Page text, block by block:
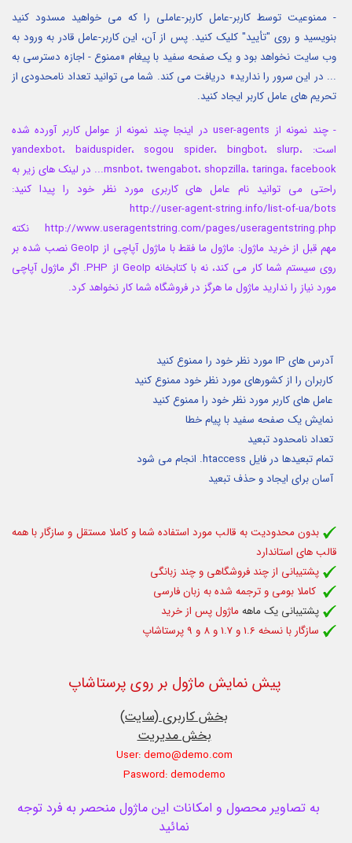
- ممنوعیت توسط کاربر-عامل کاربر-عاملی را که می خواهید مسدود کنید
بنویسید و روی "تأیید" کلیک کنید. پس از آن، این کاربر-عامل قادر به ورود به
وب سایت نخواهد بود و یک صفحه سفید با پیغام «ممنوع - اجازه دسترسی به
... در این سرور را ندارید» دریافت می کند. شما می توانید تعداد نامحدودی از
تحریم های عامل کاربر ایجاد کنید.
- چند نمونه از user-agents
در اینجا چند نمونه از عوامل کاربر آورده شده
است: yandexbot، baiduspider، sogou spider، bingbot، slurp،
msnbot، twengabot، shopzilla، taringa، facebook...
در لینک های زیر به
راحتی می توانید نام عامل های کاربری مورد نظر خود را پیدا کنید:
http://user-agent-string.info/list-of-ua/bots
http://www.useragentstring.com/pages/useragentstring.php
نکته
مهم قبل از خرید ماژول: ماژول ما فقط با ماژول آپاچی از GeoIp نصب شده بر
روی سیستم شما کار می کند، نه با کتابخانه GeoIp از PHP.
اگر ماژول آپاچی
مورد نیاز را ندارید ماژول ما هرگز در فروشگاه شما کار نخواهد کرد.
آدرس های IP مورد نظر خود را ممنوع کنید
کاربران را از کشورهای مورد نظر خود ممنوع کنید
عامل های کاربر مورد نظر خود را ممنوع کنید
نمایش یک صفحه سفید با پیام خطا
تعداد نامحدود تبعید
تمام تبعیدها در فایل htaccess. انجام می شود
آسان برای ایجاد و حذف تبعید
بدون محدودیت به قالب مورد استفاده شما و کاملا مستقل و سازگار با همه
قالب های استاندارد
پشتیبانی از چند فروشگاهی و چند زبانگی
کاملا بومی و ترجمه شده به زبان فارسی
پشتیبانی یک ماههماژول پس از خرید
سازگار با نسخه 1.6 و 1.7 و 8 و 9 پرستاشاپ
پیش نمایش ماژول بر روی پرستاشاپ
بخش کاربری (سایت)
بخش مدیریت
User: demo@demo.com
Pasword: demodemo
به تصاویر محصول و امکانات این ماژول منحصر به فرد توجه
نمائید